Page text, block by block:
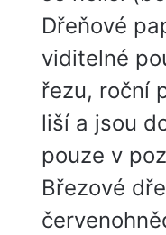
Dřeňové
viditelné
řezu, roční
liší a jsou
pouze v
Březové